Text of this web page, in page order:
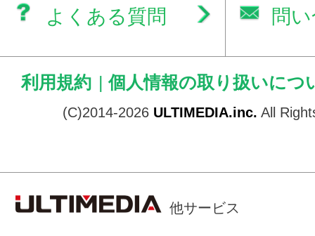
よくある質問 問
利用規約 | 個人情報の取り扱いにつ
(C)2014-2026 ULTIMEDIA.inc. All
他サービス